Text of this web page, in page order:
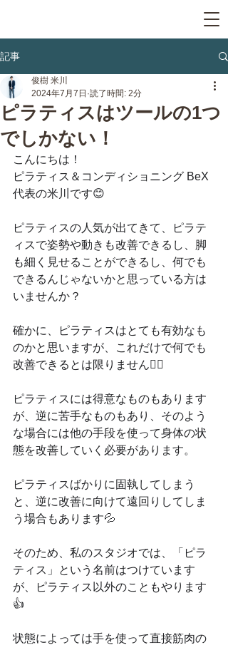
記事
ピラティスはツールの1つ
でしかない！
俊樹 米川
2024年7月7日 読了時間: 2分
こんにちは！
ピラティス＆コンディショニング BeX
代表の米川です😊
ピラティスの人気が出てきて、ピラテ
ィスで姿勢や動きも改善できるし、脚
も細く見せることができるし、何でも
できるんじゃないかと思っている方は
いませんか？
確かに、ピラティスはとても有効なも
のかと思いますが、これだけで何でも
改善できるとは限りません🙅‍♂️
ピラティスには得意なものもあります
が、逆に苦手なものもあり、そのよう
な場合には他の手段を使って身体の状
態を改善していく必要があります。
ピラティスばかりに固執してしまう
と、逆に改善に向けて遠回りしてしま
う場合もあります💦
そのため、私のスタジオでは、「ピラ
ティス」という名前はつけています
が、ピラティス以外のこともやります
👍
状態によっては手を使って直接筋肉の